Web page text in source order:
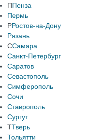
ППенза
Пермь
РРостов-на-Дону
Рязань
ССамара
Санкт-Петербург
Саратов
Севастополь
Симферополь
Сочи
Ставрополь
Сургут
ТТверь
Тольятти